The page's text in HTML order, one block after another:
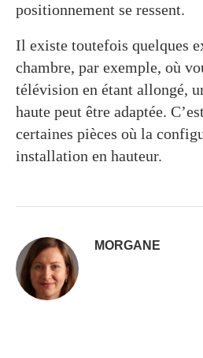
positionnement se ressent.
Il existe toutefois quelques
chambre, par exemple, où
télévision en étant allongé,
haute peut être adaptée.
certaines pièces où la
installation en hauteur.
MORGANE